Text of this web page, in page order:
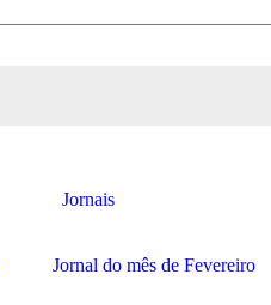
Jornais
Jornal do mês de Fevereiro